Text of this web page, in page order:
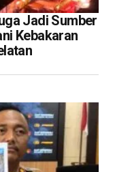
Jadi Sumber
Kebakaran